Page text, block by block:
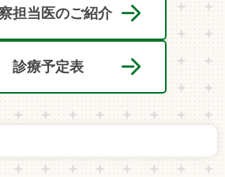
担当医のご紹介
診療予定表